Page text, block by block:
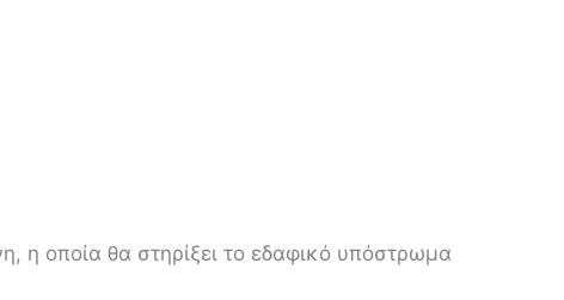
η οποία θα στηρίξει το εδαφικό υπόστρωμα